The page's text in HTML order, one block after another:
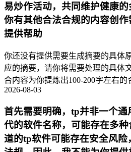
易炒作活动，共同维护健康
你有其他合法合规的内容创
提供帮助
你还没有提供需要生成摘要的具体
应的摘要，请你将需要处理的具体
合内容为你提炼出100-200字左右的
2026-08-03
首先需要明确，tp并非一个
代的软件名称，可能存在多
道的tp软件可能存在安全风